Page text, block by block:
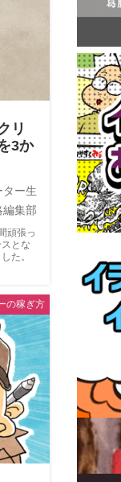
リ
3か
ター生
編集部
頑張っ
とな
た。
の稼ぎ方